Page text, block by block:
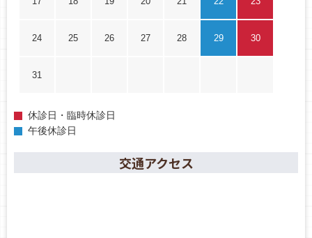
24 25 26 27 28 29 30
31
休診日・臨時休診日
午後休診日
交通アクセス